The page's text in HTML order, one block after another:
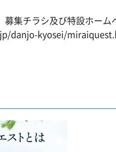
集チラシ及び特設ホーム
danjo-kyosei/